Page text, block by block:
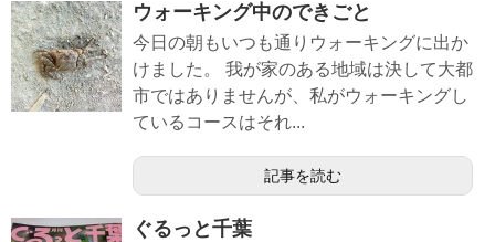
ウォーキング中のできごと
今日の朝もいつも通りウォーキングに出か
けました。 我が家のある地域は決して大都
市ではありませんが、私がウォーキングし
ているコースはそれ...
記事を読む
ぐるっと千葉